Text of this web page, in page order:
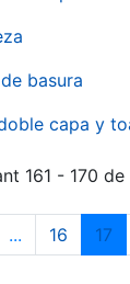
basura
capa y
161 - 170
...PàginesPàgina
16 17